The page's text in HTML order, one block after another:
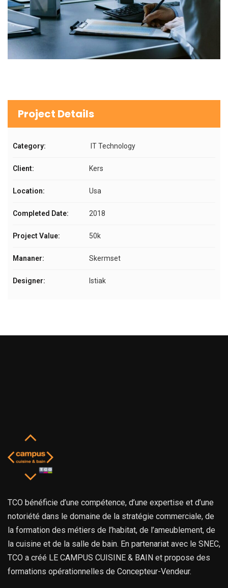
Project Details
Category: IT Technology
Client: Kers
Location: Usa
Completed Date: 2018
Project Value: 50k
Mananer: Skermset
Designer: Istiak
TCO bénéficie d’une compétence, d’une expertise et d’une
notoriété dans le domaine de la stratégie commerciale, de
la formation des métiers de l’habitat, de l’ameublement, de
la cuisine et de la salle de bain. En partenariat avec le SNEC,
TCO a créé LE CAMPUS CUISINE & BAIN et propose des
formations opérationnelles de Concepteur-Vendeur.